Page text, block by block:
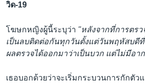
เลือกภาษา
วิด-19
โฆษกหญิงผู้นี้ระบุว่า "หลังจากที่การตรว
เป็นลบติดต่อกันทุกวันตั้งแต่วันพฤหัสบดี
ผลตรวจได้ออกมาว่าเป็นบวก แต่ไม่มีอา
เธอบอกด้วยว่าจะเริ่มกระบวนการกักตัว